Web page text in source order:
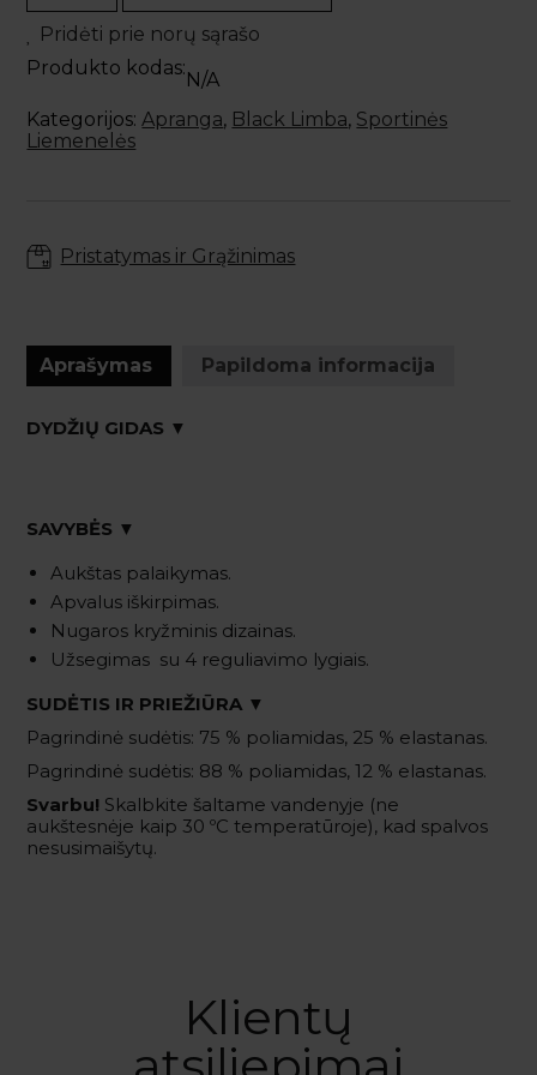
TAO
sportinė
liemenelė
Pridėti prie norų sąrašo
Produkto kodas:
N/A
Kategorijos:Apranga, Black Limba, Sportinės
Liemenelės
Pristatymas ir Grąžinimas
Aprašymas Papildoma informacija
DYDŽIŲ GIDAS ▼
SAVYBĖS ▼
Aukštas palaikymas.
Apvalus iškirpimas.
Nugaros kryžminis dizainas.
Užsegimas su 4 reguliavimo lygiais.
SUDĖTIS IR PRIEŽIŪRA ▼
Pagrindinė sudėtis: 75 % poliamidas, 25 % elastanas.
Pagrindinė sudėtis: 88 % poliamidas, 12 % elastanas.
Svarbu! Skalbkite šaltame vandenyje (ne
aukštesnėje kaip 30 ºC temperatūroje), kad spalvos
nesusimaišytų.
Klientų